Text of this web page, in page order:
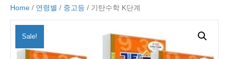
Home / 연령별 / 중고등 / 기탄수학 K단계
Sale!